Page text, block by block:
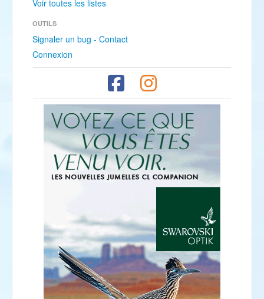
Voir toutes les listes
OUTILS
Signaler un bug - Contact
Connexion